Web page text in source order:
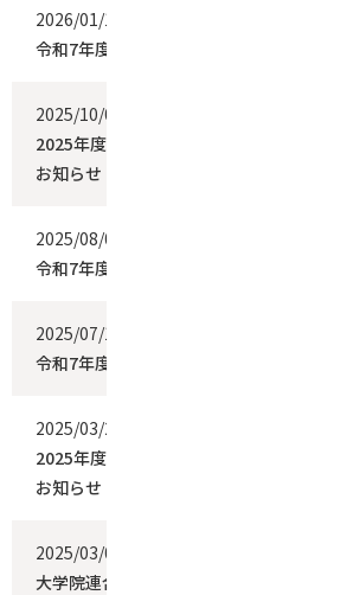
2026/01/16
令和7年度後期・学位論文公開審査会につい
2025/10/08
2025年度国際学会・国際研究集会 発表学
お知らせ
2025/08/08
令和7年度後期分授業料免除の申請について
2025/07/11
令和7年度前期・学位論文公開審査会につい
2025/03/25
2025年度国際学会・国際研究集会 発表学
お知らせ
2025/03/03
大学院連合農学研究科３年生の小林雄晟さ